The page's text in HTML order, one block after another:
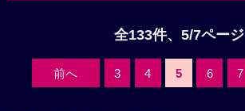
全133件、5/7ページ
前へ 3 4 5 6 7